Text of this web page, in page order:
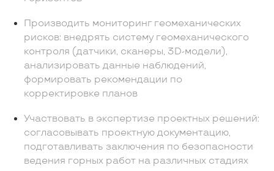
Производить мониторинг геомеханических
рисков: внедрять систему геомеханического
контроля (датчики, сканеры, 3D-модели),
анализировать данные наблюдений,
формировать рекомендации по
корректировке планов
Участвовать в экспертизе проектных решений:
согласовывать проектную документацию,
подготавливать заключения по безопасности
ведения горных работ на различных стадиях